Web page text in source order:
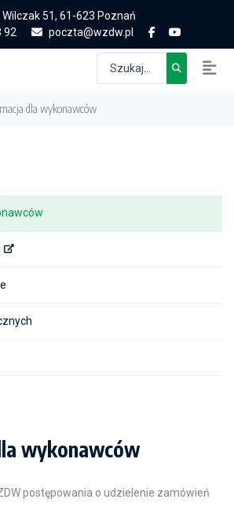
Wilczak 51, 61-623 Poznań
92
poczta@wzdw.pl
dla wykonawców
wykonawców
postępowania o udzielenie zamówień